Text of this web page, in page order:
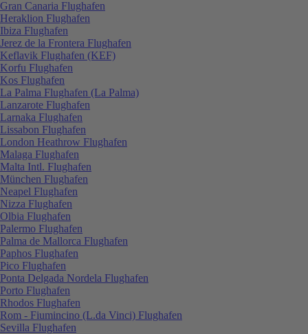
Gran Canaria Flughafen
Heraklion Flughafen
Ibiza Flughafen
Jerez de la Frontera Flughafen
Keflavik Flughafen (KEF)
Korfu Flughafen
Kos Flughafen
La Palma Flughafen (La Palma)
Lanzarote Flughafen
Larnaka Flughafen
Lissabon Flughafen
London Heathrow Flughafen
Malaga Flughafen
Malta Intl. Flughafen
München Flughafen
Neapel Flughafen
Nizza Flughafen
Olbia Flughafen
Palermo Flughafen
Palma de Mallorca Flughafen
Paphos Flughafen
Pico Flughafen
Ponta Delgada Nordela Flughafen
Porto Flughafen
Rhodos Flughafen
Rom - Fiumincino (L.da Vinci) Flughafen
Sevilla Flughafen